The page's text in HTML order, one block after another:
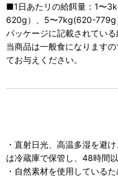
■1日あたリの給餌量：1〜
620g）、5〜7kg(620-779g
パッケージに記載されてい
当商品は一般食になります
てお与えください。
・直射日光、高温多湿を避
は冷蔵庫で保管し、48時間
・自然素材を使用している